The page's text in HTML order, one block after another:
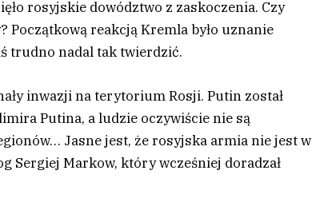
rosyjskie dowództwo z zaskoczenia. Czy
reakcją Kremla było uznanie
trudno nadal tak twierdzić.
inwazji na terytorium Rosji. Putin został
Putina, a ludzie oczywiście nie są
Jasne jest, że rosyjska armia nie jest w
Sergiej Markow, który wcześniej doradzał